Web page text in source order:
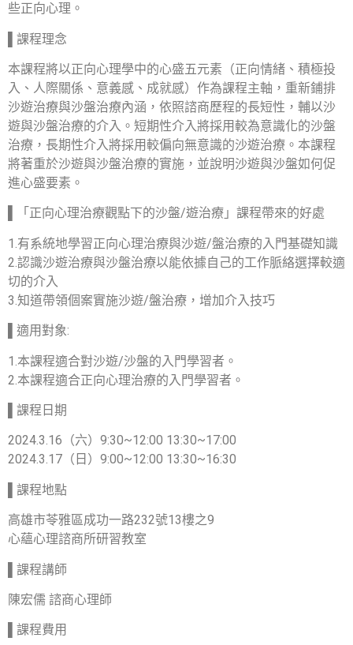
些正向心理。
▌課程理念
本課程將以正向心理學中的心盛五元素（正向情緒、積極投
入、人際關係、意義感、成就感）作為課程主軸，重新鋪排
沙遊治療與沙盤治療內涵，依照諮商歷程的長短性，輔以沙
遊與沙盤治療的介入。短期性介入將採用較為意識化的沙盤
治療，長期性介入將採用較偏向無意識的沙遊治療。本課程
將著重於沙遊與沙盤治療的實施，並說明沙遊與沙盤如何促
進心盛要素。
▌「正向心理治療觀點下的沙盤/遊治療」課程帶來的好處
1.有系統地學習正向心理治療與沙遊/盤治療的入門基礎知識
2.認識沙遊治療與沙盤治療以能依據自己的工作脈絡選擇較適
切的介入
3.知道帶領個案實施沙遊/盤治療，增加介入技巧
▌適用對象:
1.本課程適合對沙遊/沙盤的入門學習者。
2.本課程適合正向心理治療的入門學習者。
▌課程日期
2024.3.16（六）9:30~12:00 13:30~17:00
2024.3.17（日）9:00~12:00 13:30~16:30
▌課程地點
高雄市苓雅區成功一路232號13樓之9
心蘊心理諮商所研習教室
▌課程講師
陳宏儒 諮商心理師
▌課程費用